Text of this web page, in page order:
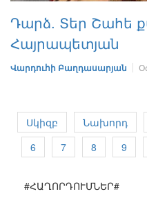
Դարձ. Տեր Շահե
Հայրապետյան
Վարդուհի Բաղդասարյան
Սկիզբ Նախորդ
6
7 8 9
#ՀԱՂՈՐԴՈՒՄՆԵՐ#